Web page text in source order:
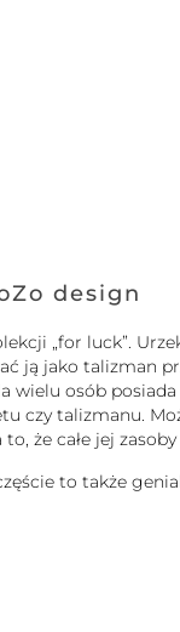
design
„for luck”.
ją jako talizman
wielu osób
czy talizmanu.
że całe jej
to także